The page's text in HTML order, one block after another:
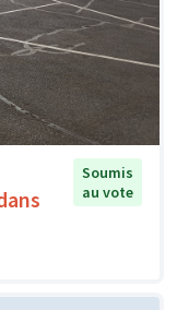
Soumis
au vote